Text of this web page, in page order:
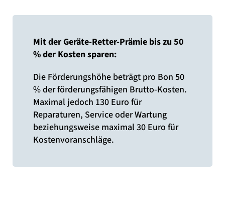
Mit der Geräte-Retter-Prämie bis zu 50
% der Kosten sparen:
Die Förderungshöhe beträgt pro Bon 50
% der förderungsfähigen Brutto-Kosten.
Maximal jedoch 130 Euro für
Reparaturen, Service oder Wartung
beziehungsweise maximal 30 Euro für
Kostenvoranschläge.